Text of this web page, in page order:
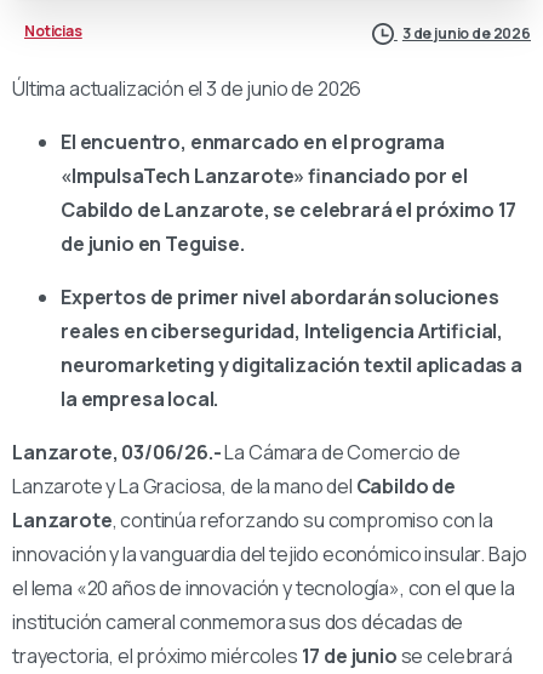
Noticias 3 de junio de 2026
Última actualización el 3 de junio de 2026
El encuentro, enmarcado en elprograma
«ImpulsaTech Lanzarote» financiado por el
Cabildo de Lanzarote, se celebrará el próximo 17
de junio en Teguise.
Expertos de primer nivel abordarán soluciones
reales en ciberseguridad, Inteligencia Artificial,
neuromarketing y digitalización textil aplicadas a
la empresa local.
Lanzarote, 03/06/26.-La Cámara de Comercio de
Lanzarote y La Graciosa, de la mano del Cabildo de
Lanzarote, continúa reforzando su compromiso con la
innovación y la vanguardia del tejido económico insular. Bajo
el lema «20 años de innovación y tecnología», con el que la
institución cameral conmemora sus dos décadas de
trayectoria, el próximo miércoles 17 de juniose celebrará